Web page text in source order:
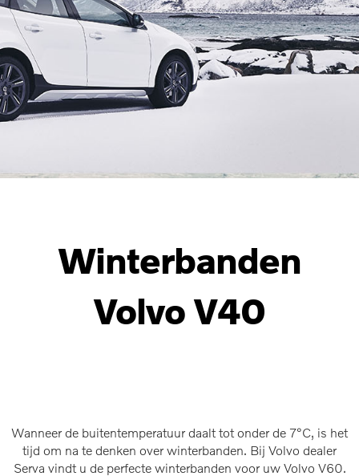
Winterbanden
Volvo V40
Wanneer de buitentemperatuur daalt tot onder de 7°C, is het
tijd om na te denken over winterbanden. Bij Volvo dealer
Serva vindt u de perfecte winterbanden voor uw Volvo V60.